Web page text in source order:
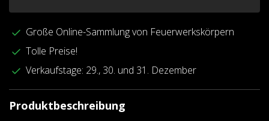
Große Online-Sammlung von Feuerwerkskörpern
Tolle Preise!
Verkaufstage: 29., 30. und 31. Dezember
Produktbeschreibung